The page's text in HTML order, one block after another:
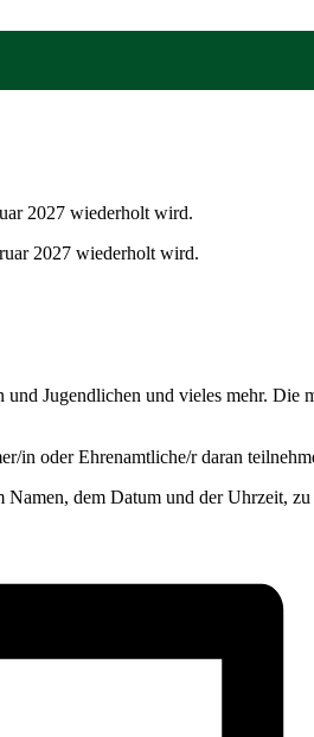
2027 wiederholt wird.
2027 wiederholt wird.
Jugendlichen und vieles mehr. Die
in oder Ehrenamtliche/r daran
dem Datum und der Uhrzeit,